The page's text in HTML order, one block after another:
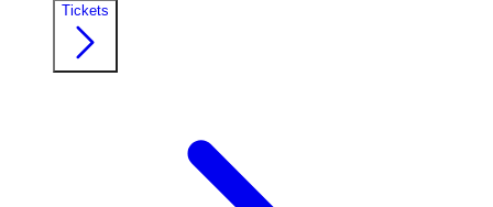
Tickets